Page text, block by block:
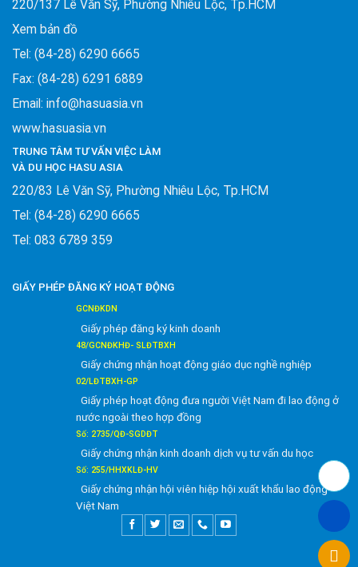
220/137 Lê Văn Sỹ, Phường Nhiêu Lộc, Tp.HCM
Xem bản đồ
Tel: (84-28) 6290 6665
Fax: (84-28) 6291 6889
Email: info@hasuasia.vn
www.hasuasia.vn
TRUNG TÂM TƯ VẤN VIỆC LÀM
VÀ DU HỌC HASU ASIA
220/83 Lê Văn Sỹ, Phường Nhiêu Lộc, Tp.HCM
Tel: (84-28) 6290 6665
Tel: 083 6789 359
GIẤY PHÉP ĐĂNG KÝ HOẠT ĐỘNG
GCNĐKDN
Giấy phép đăng ký kinh doanh
48/GCNĐKHĐ- SLĐTBXH
Giấy chứng nhận hoạt động giáo dục nghề nghiệp
02/LĐTBXH-GP
Giấy phép hoạt động đưa người Việt Nam đi lao động ở
nước ngoài theo hợp đồng
Số: 2735/QĐ-SGDĐT
Giấy chứng nhận kinh doanh dịch vụ tư vấn du học
Số: 255/HHXKLĐ-HV
Giấy chứng nhận hội viên hiệp hội xuất khẩu lao động
Việt Nam